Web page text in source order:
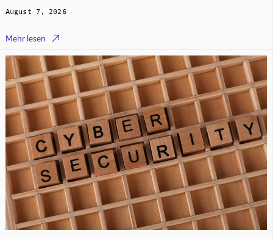
August 7, 2026
Mehr lesen 